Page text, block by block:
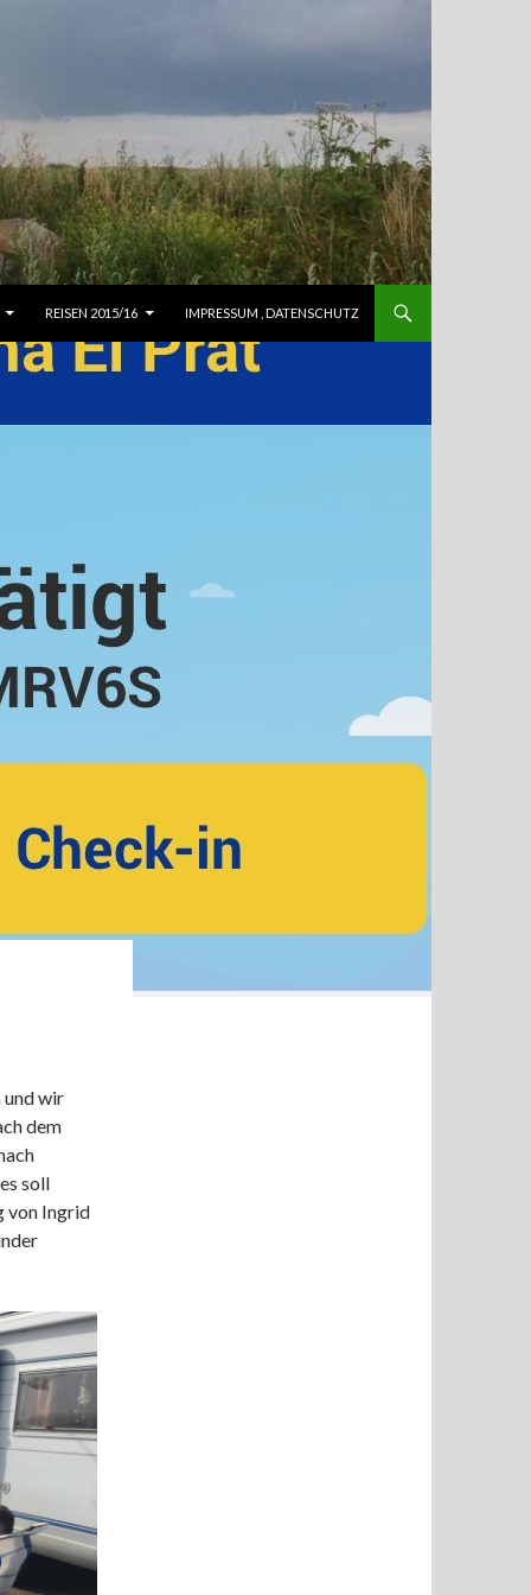
REISEN 2015/16 IMPRESSUM , DATENSCHUTZ
und wir
dem
soll
von Ingrid